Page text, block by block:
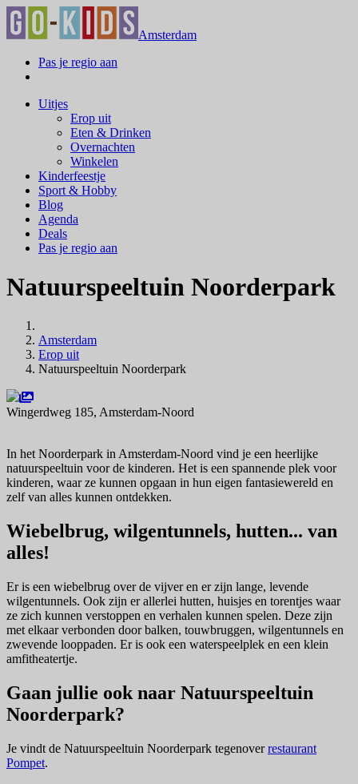
Amsterdam
Pas je regio aan
Uitjes
Erop uit
Eten & Drinken
Overnachten
Winkelen
Kinderfeestje
Sport & Hobby
Blog
Agenda
Deals
Pas je regio aan
Natuurspeeltuin Noorderpark
Amsterdam
Erop uit
Natuurspeeltuin Noorderpark
Wingerdweg 185, Amsterdam-Noord
In het Noorderpark in Amsterdam-Noord vind je een heerlijke
natuurspeeltuin voor de kinderen. Het is een spannende plek voor
kinderen, waar ze kunnen opgaan in hun eigen fantasiewereld en
zelf van alles kunnen ontdekken.
Wiebelbrug, wilgentunnels, hutten... van
alles!
Er is een wiebelbrug over de vijver en er zijn lange, levende
wilgentunnels. Ook zijn er allerlei hutten, huisjes en torentjes waar
ze zich kunnen verstoppen en verhalen kunnen spelen. Deze zijn
met elkaar verbonden door balken, touwbruggen, wilgentunnels en
zwevende looppaden. Er is ook een waterspeelplek en een klein
amfitheatertje.
Gaan jullie ook naar Natuurspeeltuin
Noorderpark?
Je vindt de Natuurspeeltuin Noorderpark tegenoverrestaurant
Pompet.